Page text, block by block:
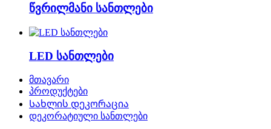
წვრილმანი სანთლები
LED სანთლები
მთავარი
პროდუქტები
Სახლის დეკორაცია
დეკორატიული სანთლები